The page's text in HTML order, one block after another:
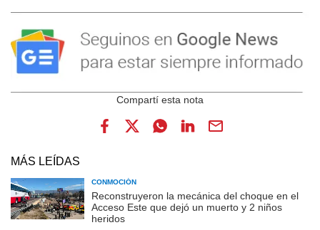
MÁS LEÍDAS
CONMOCIÓN
Reconstruyeron la mecánica del choque en el
Acceso Este que dejó un muerto y 2 niños
heridos